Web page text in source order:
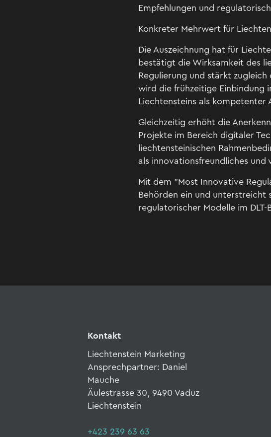
Empfehlungen und
Konkreter Mehrwert für
Die Auszeichnung hat für
bestätigt die Wirksamkeit des
Regulierung und stärkt
wird die frühzeitige Einbindung
Liechtensteins als kompetenter
Gleichzeitig erhöht die
Projekte im Bereich digitaler
liechtensteinischen
als innovationsfreundliches und
Mit dem "Most Innovative
Behörden ein und unterstreicht
regulatorischer Modelle im DLT-
Kontakt
Liechtenstein Marketing
Ansprechpartner: Daniel
Mauche
Äulestrasse 30, 9490 Vaduz
Liechtenstein
+423 239 63 63